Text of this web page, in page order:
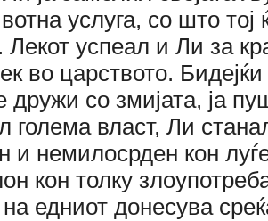
услуга, со што тој
Лекот успеал и Ли за
во царството.
дружи со змијата, ја
власт, Ли
и немилосрден кон
кон толку
едниот донесува